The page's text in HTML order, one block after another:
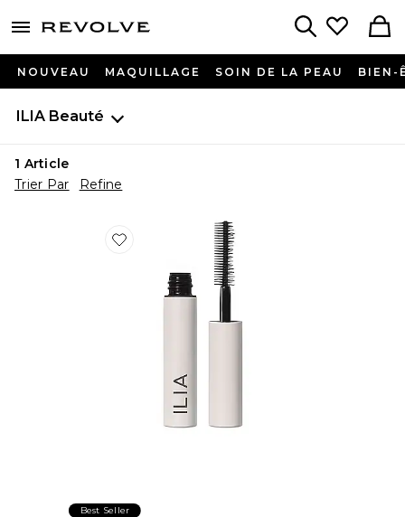
menu - shows more content
NOUVEAU MAQUILLAGE SOIN DE LA PEAU BIEN-
ILIA Beauté
1 Article
Trier Par
Refine
Favorite Limitless Lash Mascara Mini
Best Seller